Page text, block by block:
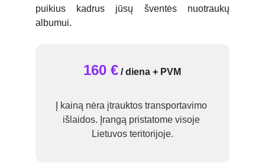
puikius kadrus jūsų šventės nuotraukų
albumui.
160 € / diena + PVM
Į kainą nėra įtrauktos transportavimo
išlaidos. Įrangą pristatome visoje
Lietuvos teritorijoje.